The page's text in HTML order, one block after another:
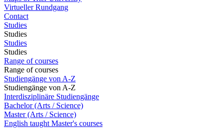
Virtueller Rundgang
Contact
Studies
Studies
Studies
Studies
Range of courses
Range of courses
Studiengänge von A-Z
Studiengänge von A-Z
Interdisziplinäre Studiengänge
Bachelor (Arts / Science)
Master (Arts / Science)
English taught Master's courses